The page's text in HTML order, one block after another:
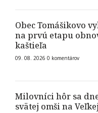
Obec Tomášikovo
na prvú etapu
kaštieľa
09. 08. 2026 0 komentárov
Milovníci hôr sa
svätej omši na